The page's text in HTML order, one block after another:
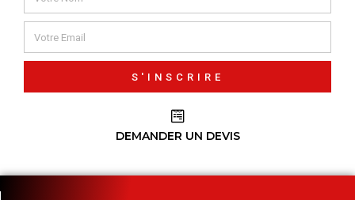
S'INSCRIRE
DEMANDER UN DEVIS